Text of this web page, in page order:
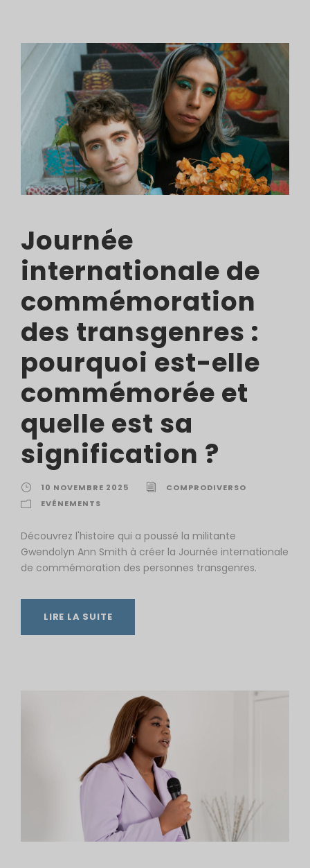
Journée
internationale de
commémoration
des transgenres :
pourquoi est-elle
commémorée et
quelle est sa
signification ?
10 NOVEMBRE 2025
COMPRODIVERSO
EVÉNEMENTS
Découvrez l'histoire qui a poussé la militante
Gwendolyn Ann Smith à créer la Journée internationale
de commémoration des personnes transgenres.
LIRE LA SUITE